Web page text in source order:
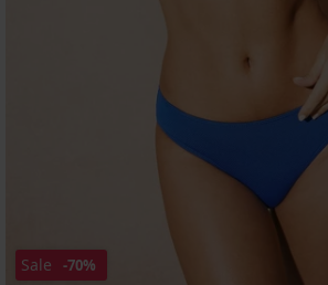
Sale -70%